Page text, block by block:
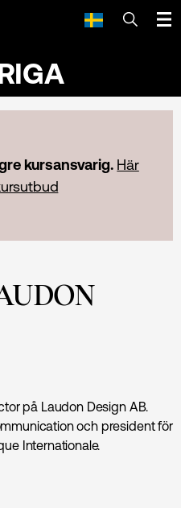
SÖK
kursansvarig. Här
på Laudon Design AB.
och president för
Internationale.